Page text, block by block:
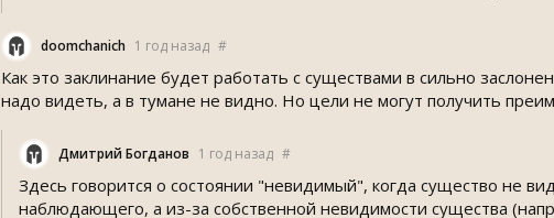
doomchanich 1 год назад #
Как это заклинание будет работать с существами в сильно
надо видеть, а в тумане не видно. Но цели не могут получить
Дмитрий Богданов 1 год назад #
Здесь говорится о состоянии "невидимый", когда существо не
наблюдающего, а из-за собственной невидимости существа